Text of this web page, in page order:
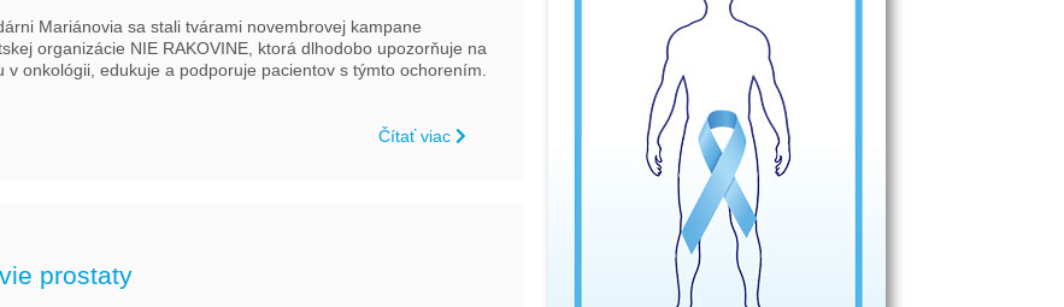
Mariánovia sa stali tvárami novembrovej kampane
organizácie NIE RAKOVINE, ktorá dlhodobo upozorňuje na
v onkológii, edukuje a podporuje pacientov s týmto ochorením.
Čítať viac
prostaty